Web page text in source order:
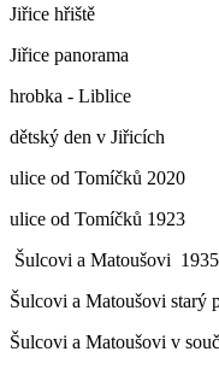
Jiřice hřiště
Jiřice panorama
hrobka - Liblice
dětský den v Jiřicích
ulice od Tomíčků 2020
ulice od Tomíčků 1923
Šulcovi a Matoušovi 1935
Šulcovi a Matoušovi starý
Šulcovi a Matoušovi v